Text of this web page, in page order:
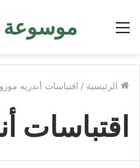
موسوعة القائمة
الرئيسية / اقتباسات أندريه
اقتباسات